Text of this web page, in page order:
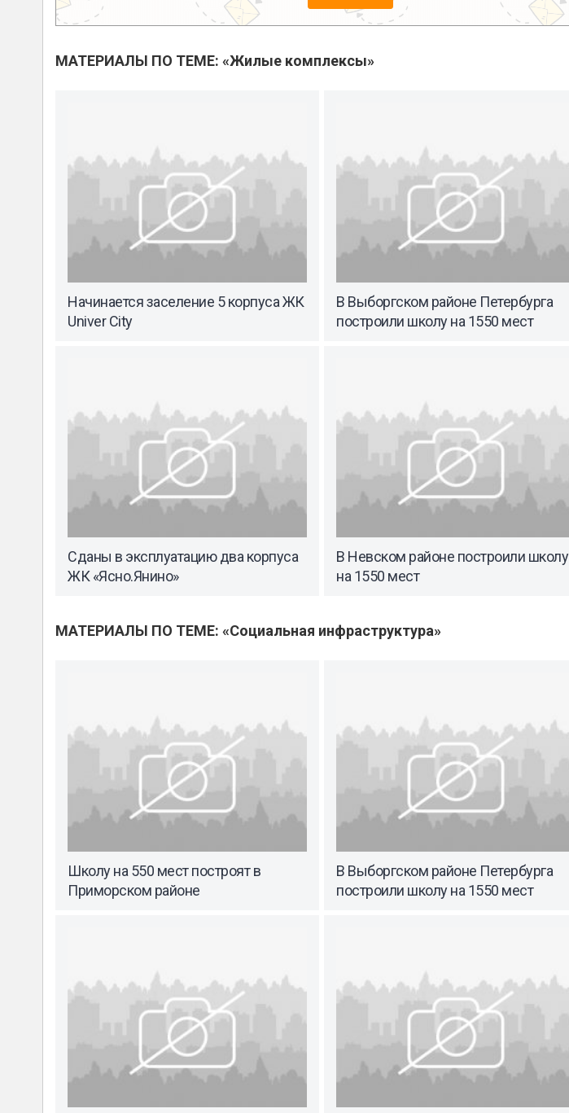
МАТЕРИАЛЫ ПО ТЕМЕ: «Жилые комплексы»
Начинается заселение 5 корпуса ЖК
Univer City
В Выборгском районе Петербурга
построили школу на 1550 мест
Сданы в эксплуатацию два корпуса
ЖК «Ясно.Янино»
В Невском районе построили школу
на 1550 мест
МАТЕРИАЛЫ ПО ТЕМЕ: «Социальная инфраструктура»
Школу на 550 мест построят в
Приморском районе
В Выборгском районе Петербурга
построили школу на 1550 мест